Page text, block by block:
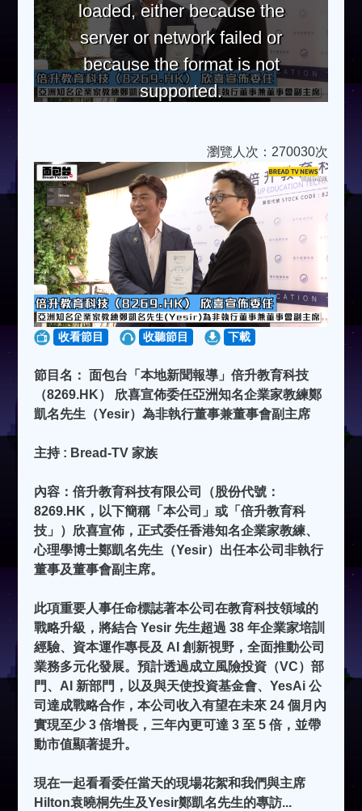
loaded, either because the
server or network failed or
because the format is not
supported.
瀏覽人次：270030次
收看節目 收聽節目 下載
節目名： 面包台「本地新聞報導」倍升教育科技
（8269.HK） 欣喜宣佈委任亞洲知名企業家教練鄭
凱名先生（Yesir）為非執行董事兼董事會副主席
主持 : Bread-TV 家族
內容：倍升教育科技有限公司（股份代號：
8269.HK，以下簡稱「本公司」或「倍升教育科
技」）欣喜宣佈，正式委任香港知名企業家教練、
心理學博士鄭凱名先生（Yesir）出任本公司非執行
董事及董事會副主席。
此項重要人事任命標誌著本公司在教育科技領域的
戰略升級，將結合 Yesir 先生超過 38 年企業家培訓
經驗、資本運作專長及 AI 創新視野，全面推動公司
業務多元化發展。預計透過成立風險投資（VC）部
門、AI 新部門，以及與天使投資基金會、YesAi 公
司達成戰略合作，本公司收入有望在未來 24 個月內
實現至少 3 倍增長，三年內更可達 3 至 5 倍，並帶
動市值顯著提升。
現在一起看看委任當天的現場花絮和我們與主席
Hilton袁曉桐先生及Yesir鄭凱名先生的專訪...